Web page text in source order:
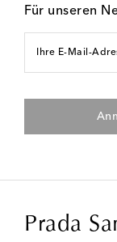
Für unseren
Ihre E-Mail-
Prada